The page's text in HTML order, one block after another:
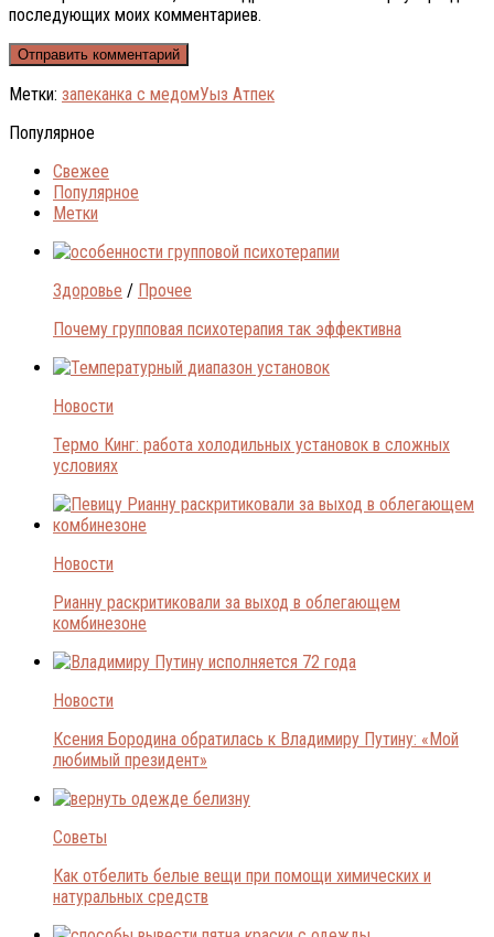
последующих моих комментариев.
Метки: запеканка с медомУыз Атпек
Популярное
Свежее
Популярное
Метки
Здоровье / Прочее
Почему групповая психотерапия так эффективна
Новости
Термо Кинг: работа холодильных установок в сложных
условиях
Новости
Рианну раскритиковали за выход в облегающем
комбинезоне
Новости
Ксения Бородина обратилась к Владимиру Путину: «Мой
любимый президент»
Советы
Как отбелить белые вещи при помощи химических и
натуральных средств